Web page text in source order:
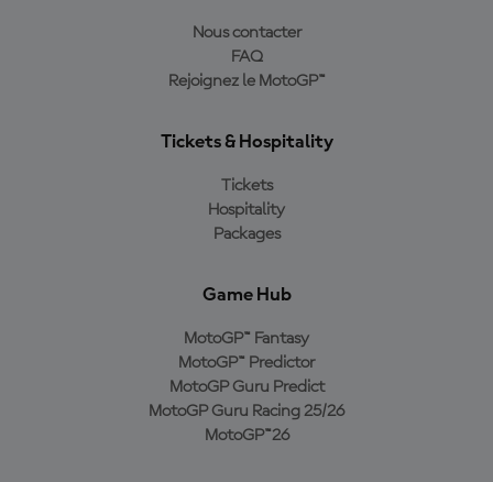
Nous contacter
FAQ
Rejoignez le MotoGP™
Tickets & Hospitality
Tickets
Hospitality
Packages
Game Hub
MotoGP™ Fantasy
MotoGP™ Predictor
MotoGP Guru Predict
MotoGP Guru Racing 25/26
MotoGP™26